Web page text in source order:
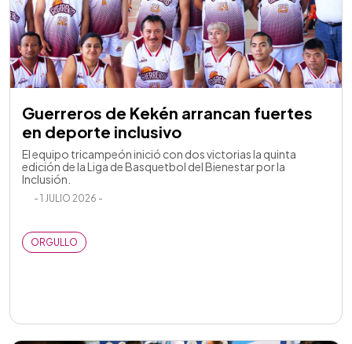
Guerreros de Kekén arrancan fuertes
en deporte inclusivo
El equipo tricampeón inició con dos victorias la quinta
edición de la Liga de Basquetbol del Bienestar por la
Inclusión.
- 1 JULIO 2026 -
ORGULLO